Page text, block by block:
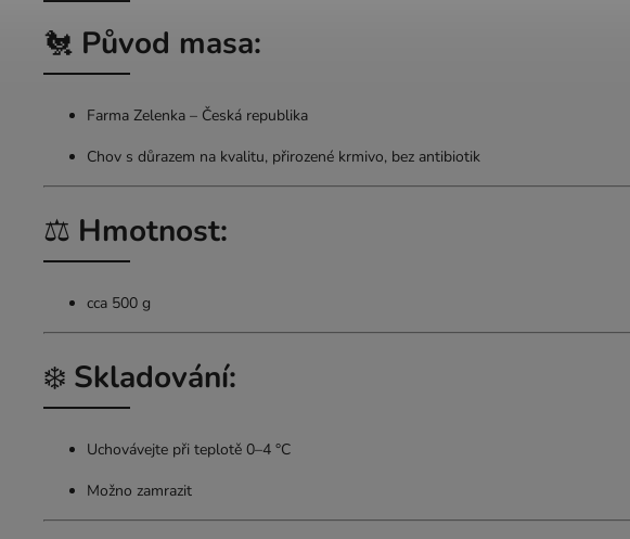
🐔 Původ masa:
Farma Zelenka – Česká republika
Chov s důrazem na kvalitu, přirozené krmivo, bez antibiotik
⚖️ Hmotnost:
cca 500 g
❄️ Skladování:
Uchovávejte při teplotě 0–4 °C
Možno zamrazit